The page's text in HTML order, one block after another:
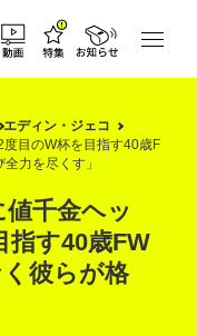
エディン・ジェコ
目のW杯を目指す40歳F
力を尽くす」
千金ヘッ
指す40歳FW
彼らが格